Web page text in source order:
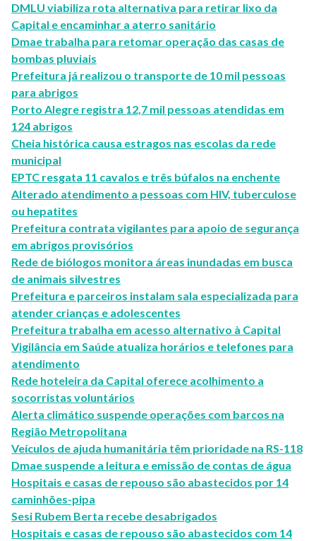
DMLU viabiliza rota alternativa para retirar lixo da
Capital e encaminhar a aterro sanitário
Dmae trabalha para retomar operação das casas de
bombas pluviais
Prefeitura já realizou o transporte de 10 mil pessoas
para abrigos
Porto Alegre registra 12,7 mil pessoas atendidas em
124 abrigos
Cheia histórica causa estragos nas escolas da rede
municipal
EPTC resgata 11 cavalos e três búfalos na enchente
Alterado atendimento a pessoas com HIV, tuberculose
ou hepatites
Prefeitura contrata vigilantes para apoio de segurança
em abrigos provisórios
Rede de biólogos monitora áreas inundadas em busca
de animais silvestres
Prefeitura e parceiros instalam sala especializada para
atender crianças e adolescentes
Prefeitura trabalha em acesso alternativo à Capital
Vigilância em Saúde atualiza horários e telefones para
atendimento
Rede hoteleira da Capital oferece acolhimento a
socorristas voluntários
Alerta climático suspende operações com barcos na
Região Metropolitana
Veículos de ajuda humanitária têm prioridade na RS-118
Dmae suspende a leitura e emissão de contas de água
Hospitais e casas de repouso são abastecidos por 14
caminhões-pipa
Sesi Rubem Berta recebe desabrigados
Hospitais e casas de repouso são abastecidos com 14